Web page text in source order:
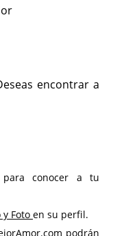
encontrar a
para conocer a tu
y Foto en su perfil.
podrán